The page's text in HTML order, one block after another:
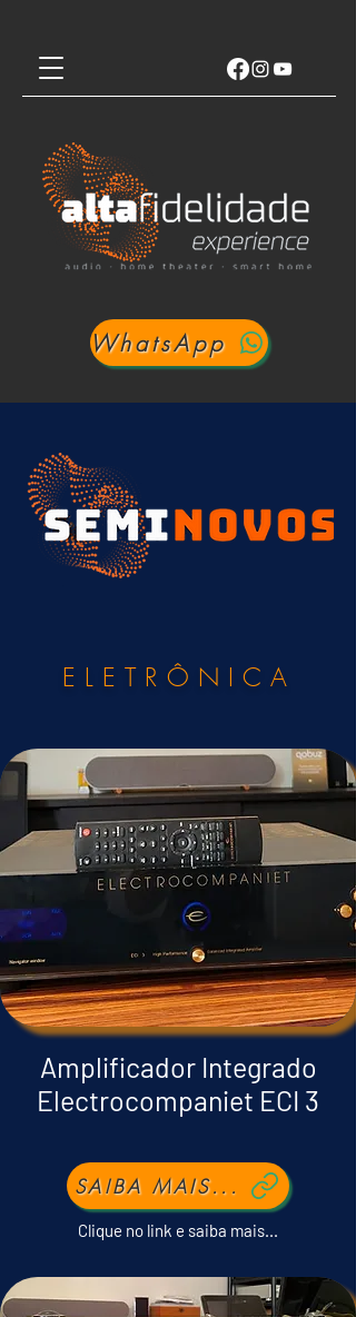
WhatsApp
ELETRÔNICA
Amplificador Integrado
Electrocompaniet ECI 3
SAIBA MAIS...
Clique no link e saiba mais...